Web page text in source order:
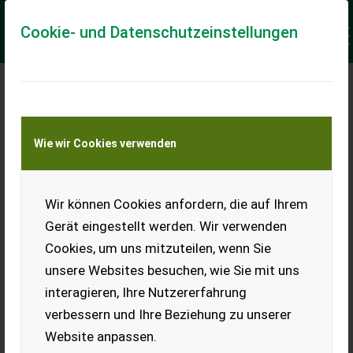
Cookie- und Datenschutzeinstellungen
Wie wir Cookies verwenden
Wir können Cookies anfordern, die auf Ihrem
Gerät eingestellt werden. Wir verwenden
Cookies, um uns mitzuteilen, wenn Sie
unsere Websites besuchen, wie Sie mit uns
interagieren, Ihre Nutzererfahrung
verbessern und Ihre Beziehung zu unserer
Website anpassen.
Meine Transportkostenanfrage
Transport von Land- und Baumaschinen –
KEINE Tiertransporte
Ladeort
Ort